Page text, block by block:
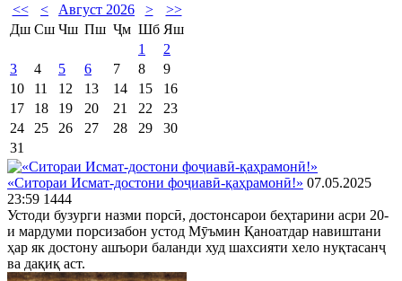
<< < Август 2026 >
>>
Дш Сш Чш Пш Ҷм Шб Яш
1
2
3
4 5 6 7 8
9
10
11 12 13 14 15
16
17
18 19 20 21 22
23
24
25 26 27 28 29
30
31
«Ситораи Исмат-достони фоҷиавӣ-қаҳрамонӣ!» 07.05.2025
23:59 1444
Устоди бузурги назми порсӣ, достонсарои беҳтарини асри 20-
и мардуми порсизабон устод Мӯъмин Қаноатдар навиштани
ҳар як достону ашъори баланди худ шахсияти хело нуқтасанҷ
ва дақиқ аст.